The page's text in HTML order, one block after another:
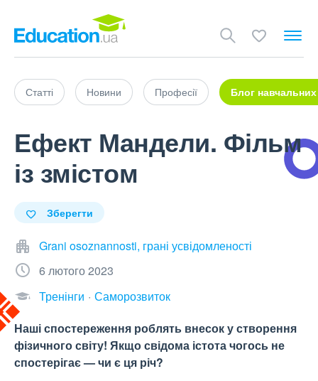
Статті Новини Професії Блог навчальних
Ефект Мандели. Фільм
із змістом
Зберегти
Grani osoznannosti, грані усвідомленості
6 лютого 2023
Тренінги
Саморозвиток
Наші спостереження роблять внесок у створення
фізичного світу! Якщо свідома істота чогось не
спостерігає — чи є ця річ?